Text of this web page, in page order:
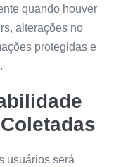
quando houver
alterações no
protegidas e
usuários será